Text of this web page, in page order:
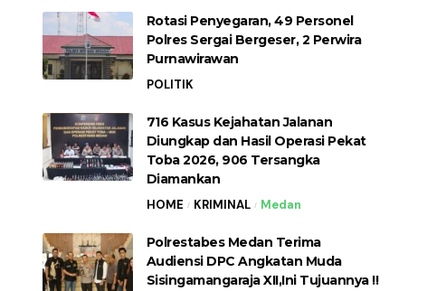
Rotasi Penyegaran, 49 Personel
Polres Sergai Bergeser, 2 Perwira
Purnawirawan
POLITIK
716 Kasus Kejahatan Jalanan
Diungkap dan Hasil Operasi Pekat
Toba 2026, 906 Tersangka
Diamankan
HOME KRIMINAL Medan
Polrestabes Medan Terima
Audiensi DPC Angkatan Muda
Sisingamangaraja XII,Ini Tujuannya !!